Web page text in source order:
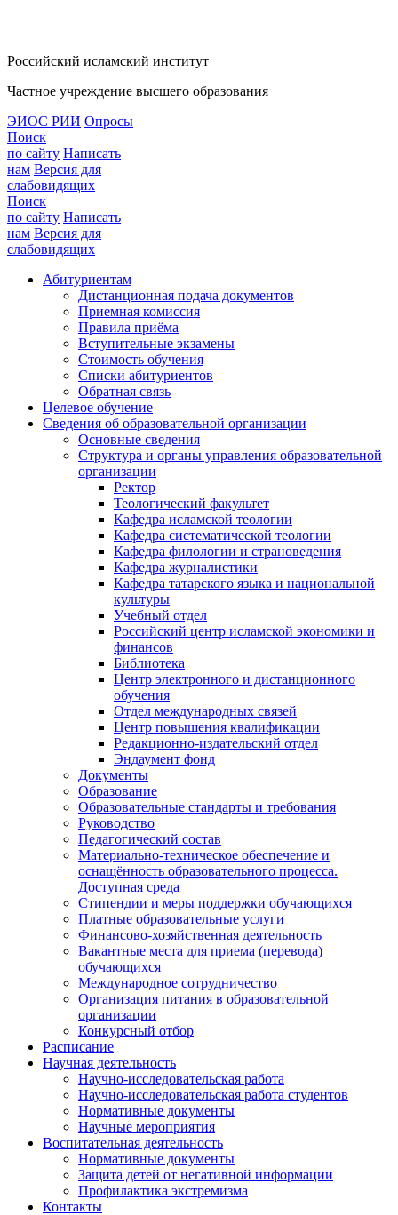
Российский исламский институт
Частное учреждение высшего образования
ЭИОС РИИ Опросы
Поиск
по сайту Написать
нам Версия для
слабовидящих
Поиск
по сайту Написать
нам Версия для
слабовидящих
Абитуриентам
Дистанционная подача документов
Приемная комиссия
Правила приёма
Вступительные экзамены
Стоимость обучения
Списки абитуриентов
Обратная связь
Целевое обучение
Сведения об образовательной организации
Основные сведения
Структура и органы управления образовательной
организации
Ректор
Теологический факультет
Кафедра исламской теологии
Кафедра систематической теологии
Кафедра филологии и страноведения
Кафедра журналистики
Кафедра татарского языка и национальной
культуры
Учебный отдел
Российский центр исламской экономики и
финансов
Библиотека
Центр электронного и дистанционного
обучения
Отдел международных связей
Центр повышения квалификации
Редакционно-издательский отдел
Эндаумент фонд
Документы
Образование
Образовательные стандарты и требования
Руководство
Педагогический состав
Материально-техническое обеспечение и
оснащённость образовательного процесса.
Доступная среда
Стипендии и меры поддержки обучающихся
Платные образовательные услуги
Финансово-хозяйственная деятельность
Вакантные места для приема (перевода)
обучающихся
Международное сотрудничество
Организация питания в образовательной
организации
Конкурсный отбор
Расписание
Научная деятельность
Научно-исследовательская работа
Научно-исследовательская работа студентов
Нормативные документы
Научные мероприятия
Воспитательная деятельность
Нормативные документы
Защита детей от негативной информации
Профилактика экстремизма
Контакты